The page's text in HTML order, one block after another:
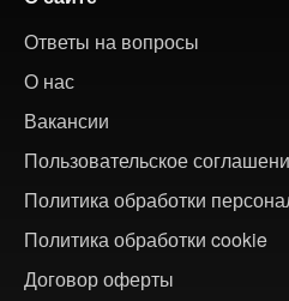
Ответы на вопросы
О нас
Вакансии
Пользовательское
Политика обработки
Политика обработки cookie
Договор оферты